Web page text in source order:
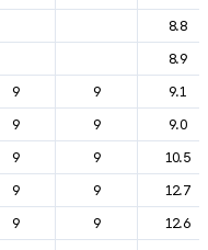
8.8
8.9
9 9
9.1
9 9
9.0
9 9
10.5
9 9
12.7
9 9
12.6